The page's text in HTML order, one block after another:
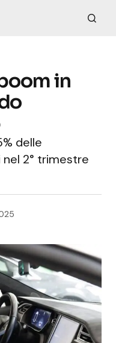
in
delle
2° trimestre